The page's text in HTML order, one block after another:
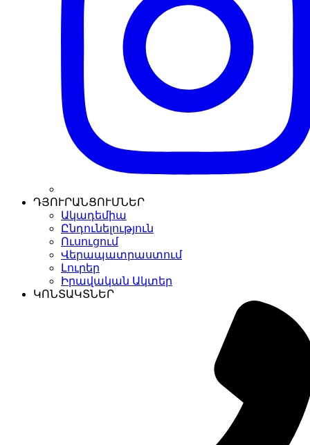
ԴՅՈՒՐԱՆՑՈՒՄՆԵՐ
Ակադեմիա
Ընդունելություն
Ուսուցում
Վերապատրաստում
Լուրեր
Իրավական Ակտեր
ԿՈՆՏԱԿՏՆԵՐ